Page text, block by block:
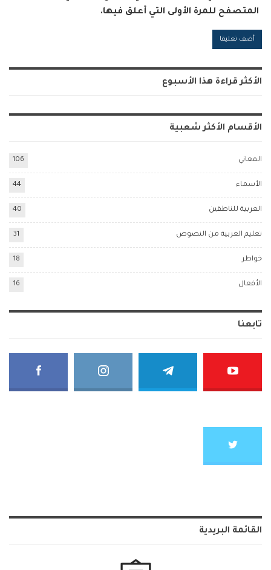
المتصفح للمرة الأولى التي أعلق فيها.
الأكثر قراءة هذا الأسبوع
الأقسام الأكثر شعبية
المعاني 106
الأسماء 44
العربية للناطقين 40
تعليم العربية من النصوص 31
خواطر 18
الأفعال 16
تابعنا
القائمة البريدية